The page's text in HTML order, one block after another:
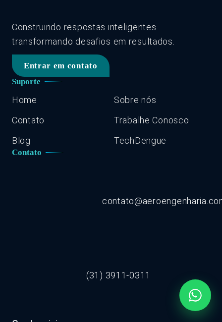
Construindo respostas inteligentes
transformando desafios em resultados.
Entrar em contato
Suporte
Home
Sobre nós
Contato
Trabalhe Conosco
Blog
TechDengue
Contato
(31) 3911-0311